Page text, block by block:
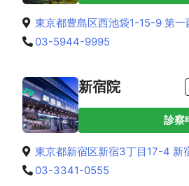
東京都豊島区西池袋1-15-9 第一
03-5944-9995
新宿院
診察
東京都新宿区新宿3丁目17-4 新
03-3341-0555